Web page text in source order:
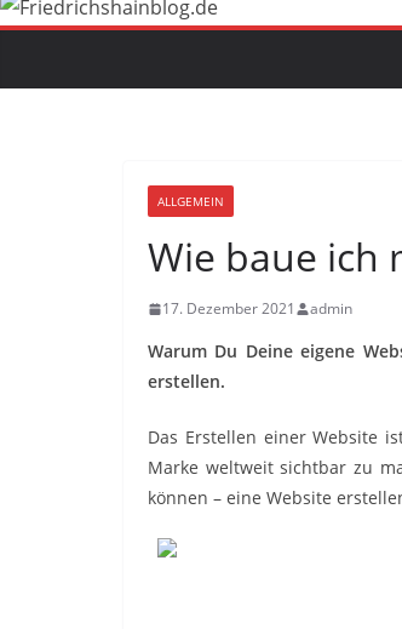
ALLGEMEIN
Wie baue ich
17. Dezember 2021 admin
Warum Du Deine eigene
erstellen.
Das Erstellen einer Website
Marke weltweit sichtbar zu
können – eine Website